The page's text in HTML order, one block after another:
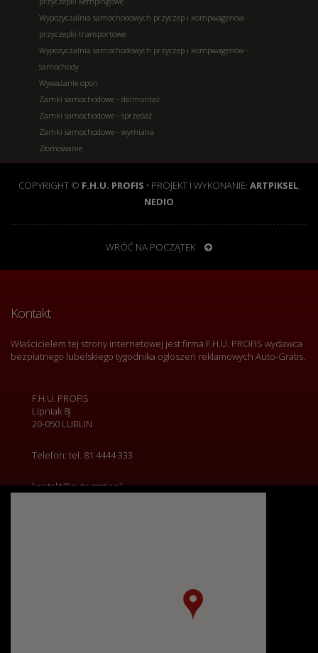
Wypożyczalnia samochodowych przyczep i kompwagenów -
przyczepki transportowe
Wypożyczalnia samochodowych przyczep i kompwagenów -
samochody
Wyważanie opon
Zamki samochodowe - de/montaż
Zamki samochodowe - sprzedaż
Zamki samochodowe - wymiana
Złomowanie
COPYRIGHT © F.H.U. PROFIS • PROJEKT I WYKONANIE: ARTPIKSEL,
NEDIO
WRÓĆ NA POCZĄTEK
Kontakt
Właścicielem tej strony internetowej jest firma F.H.U. PROFIS wydawca
bezpłatnego lubelskiego tygodnika ogłoszeń reklamowych Auto-Gratis.
F.H.U. PROFIS
Lipniak 8J
20-050 LUBLIN
Telefon: tel. 81 4444 333
kontakt@autogratis.pl